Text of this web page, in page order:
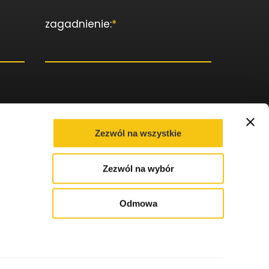
Zezwól na wszystkie
Zezwól na wybór
Odmowa
zagadnienie:*
osobowych. Wskazanie danych jest dobrowolne,
Zgoda dotyczy danych osobowych przekazanych w
wskazanych w treści przesłanej wiadomości. W
Administratorem Twoich danych osobowych. W każdej
zawartych w formularzu. Twoją zgodę możesz
zgody nie będzie wpływać na zgodność z prawem
więcej informacji odnośnie przetwarzania przez nas